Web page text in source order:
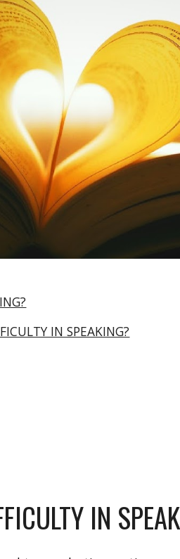
IN SPEAKING?
IN